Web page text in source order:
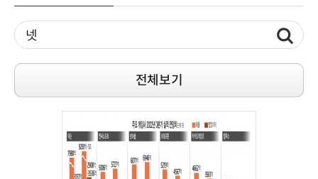
전체보기